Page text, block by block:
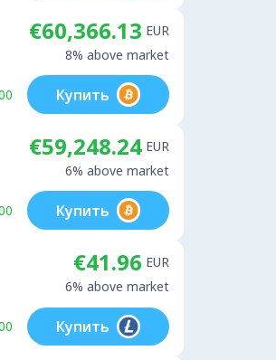
€60,366.13 EUR
8% above market
Купить
€59,248.24 EUR
6% above market
Купить
€41.96 EUR
6% above market
Купить